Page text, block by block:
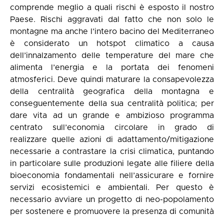
comprende meglio a quali rischi è esposto il nostro
Paese. Rischi aggravati dal fatto che non solo le
montagne ma anche l’intero bacino del Mediterraneo
è considerato un hotspot climatico a causa
dell’innalzamento delle temperature del mare che
alimenta l’energia e la portata dei fenomeni
atmosferici. Deve quindi maturare la consapevolezza
della centralità geografica della montagna e
conseguentemente della sua centralità politica; per
dare vita ad un grande e ambizioso programma
centrato sull’economia circolare in grado di
realizzare quelle azioni di adattamento/mitigazione
necessarie a contrastare la crisi climatica, puntando
in particolare sulle produzioni legate alle filiere della
bioeconomia fondamentali nell’assicurare e fornire
servizi ecosistemici e ambientali. Per questo è
necessario avviare un progetto di neo-popolamento
per sostenere e promuovere la presenza di comunità